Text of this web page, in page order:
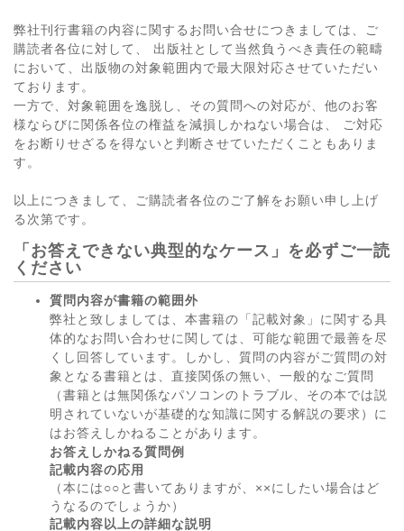
弊社刊行書籍の内容に関するお問い合せにつきましては、ご
購読者各位に対して、 出版社として当然負うべき責任の範疇
において、出版物の対象範囲内で最大限対応させていただい
ております。
一方で、対象範囲を逸脱し、その質問への対応が、他のお客
様ならびに関係各位の権益を減損しかねない場合は、 ご対応
をお断りせざるを得ないと判断させていただくこともありま
す。
以上につきまして、ご購読者各位のご了解をお願い申し上げ
る次第です。
「お答えできない典型的なケース」を必ずご一読
ください
質問内容が書籍の範囲外
弊社と致しましては、本書籍の「記載対象」に関する具
体的なお問い合わせに関しては、可能な範囲で最善を尽
くし回答しています。しかし、質問の内容がご質問の対
象となる書籍とは、直接関係の無い、一般的なご質問
（書籍とは無関係なパソコンのトラブル、その本では説
明されていないが基礎的な知識に関する解説の要求）に
はお答えしかねることがあります。
お答えしかねる質問例
記載内容の応用
（本には○○と書いてありますが、××にしたい場合はど
うなるのでしょうか）
記載内容以上の詳細な説明